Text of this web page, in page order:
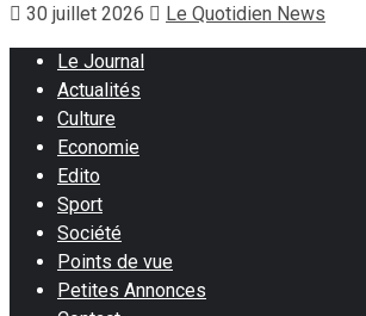
30 juillet 2026 Le Quotidien News
Le Journal
Actualités
Culture
Economie
Edito
Sport
Société
Points de vue
Petites Annonces